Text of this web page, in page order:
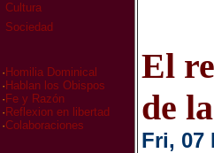
Cultura
Sociedad
· Homilia Dominical
· Hablan los Obispos
· Fe y Razón
· Reflexion en libertad
·Colaboraciones
El
de
Fri, 07